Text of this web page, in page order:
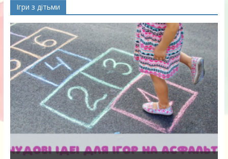
Ігри з дітьми